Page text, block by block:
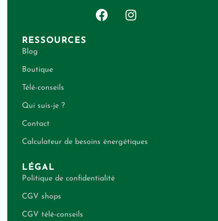
RESSOURCES
Blog
Boutique
Télé-conseils
Qui suis-je ?
Contact
Calculateur de besoins énergétiques
LÉGAL
Politique de confidentialité
CGV shops
CGV télé-conseils